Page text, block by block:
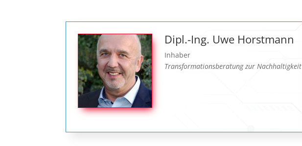
Dipl.-Ing. Uwe Horstmann
Inhaber
Transformationsberatung zur Nachhaltigkeit